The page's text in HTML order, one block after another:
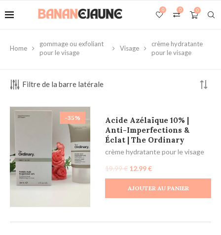
0
0
0
Home
gommage ou exfoliant
pour le visage
Visage
crème hydratante
pour le visage
Filtre de la barre latérale
-35%
Acide Azélaïque 10% |
Anti-Imperfections &
Éclat | The Ordinary
crème hydratante pour le visage
19.99€ 12.99€
AJOUTER AU PANIER